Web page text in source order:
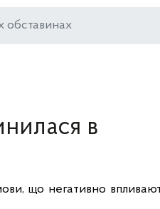
обставинах
в
що негативно